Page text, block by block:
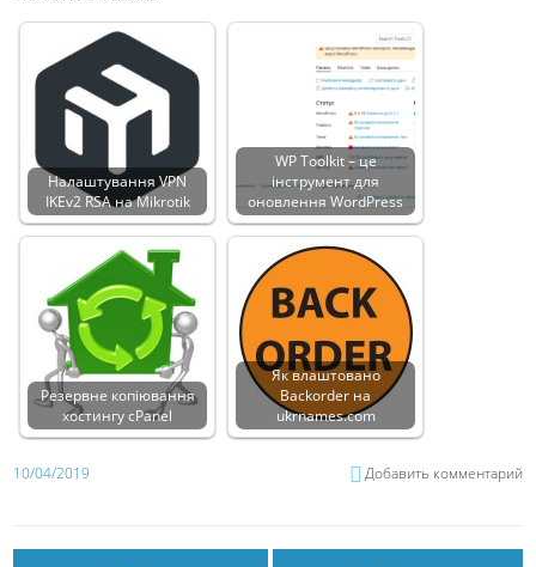
Налаштування VPN
IKEv2 RSA на Mikrotik
WP Toolkit – це
інструмент для
оновлення WordPress
Резервне копіювання
хостингу cPanel
Як влаштовано
Backorder на
ukrnames.com
10/04/2019 Добавить комментарий